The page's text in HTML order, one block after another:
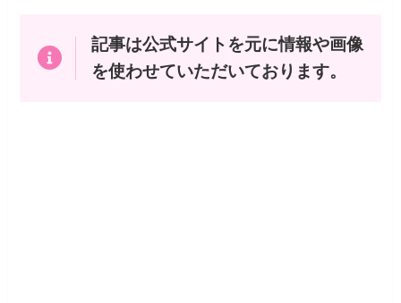
記事は公式サイトを元に情報や画像
を使わせていただいております。